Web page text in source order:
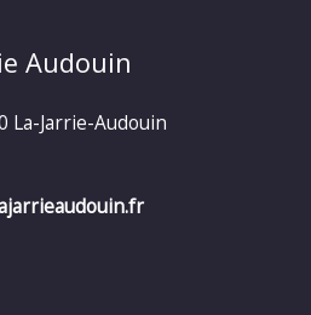
Audouin
La-Jarrie-Audouin